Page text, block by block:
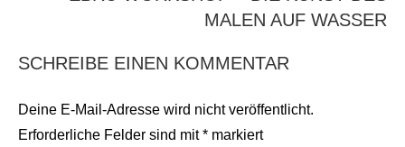
MALEN AUF WASSER
SCHREIBE EINEN KOMMENTAR
Deine E-Mail-Adresse wird nicht veröffentlicht.
Erforderliche Felder sind mit* markiert